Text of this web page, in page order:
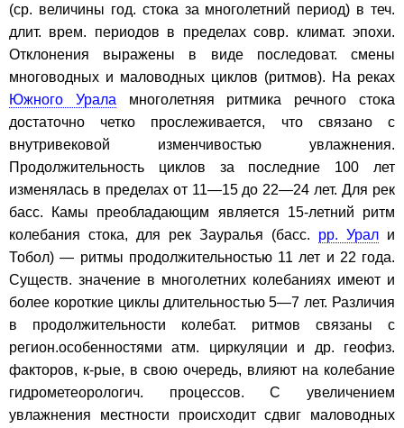
(ср. величины год. стока за многолетний период) в теч.
длит. врем. периодов в пределах совр. климат. эпохи.
Отклонения выражены в виде последоват. смены
многоводных и маловодных циклов (ритмов). На реках
Южного Урала многолетняя ритмика речного стока
достаточно четко прослеживается, что связано с
внутривековой изменчивостью увлажнения.
Продолжительность циклов за последние 100 лет
изменялась в пределах от 11—15 до 22—24 лет. Для рек
басс. Камы преобладающим является 15-летний ритм
колебания стока, для рек Зауралья (басс. рр. Урал и
Тобол) — ритмы продолжительностью 11 лет и 22 года.
Существ. значение в многолетних колебаниях имеют и
более короткие циклы длительностью 5—7 лет. Различия
в продолжительности колебат. ритмов связаны с
регион.особенностями атм. циркуляции и др. геофиз.
факторов, к-рые, в свою очередь, влияют на колебание
гидрометеорологич. процессов. С увеличением
увлажнения местности происходит сдвиг маловодных